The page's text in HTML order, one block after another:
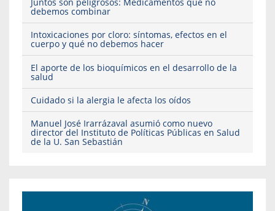
debemos combinar
Intoxicaciones por cloro: síntomas, efectos en el
cuerpo y qué no debemos hacer
El aporte de los bioquímicos en el desarrollo de la
salud
Cuidado si la alergia le afecta los oídos
Manuel José Irarrázaval asumió como nuevo
director del Instituto de Políticas Públicas en Salud
de la U. San Sebastián